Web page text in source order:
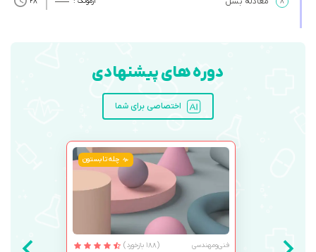
دوره های پیشنهادی
اختصاصی برای شما
چله تابستون
فنی‌ومهندسی (188 بازخورد)